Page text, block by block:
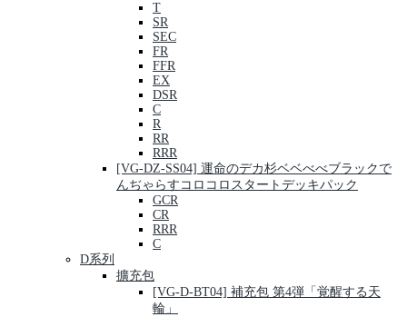
T
SR
SEC
FR
FFR
EX
DSR
C
R
RR
RRR
[VG-DZ-SS04] 運命のデカ杉ベベべべブラックで
んぢゃらすコロコロスタートデッキパック
GCR
CR
RRR
C
D系列
擴充包
[VG-D-BT04] 補充包 第4弾「覚醒する天
輪」